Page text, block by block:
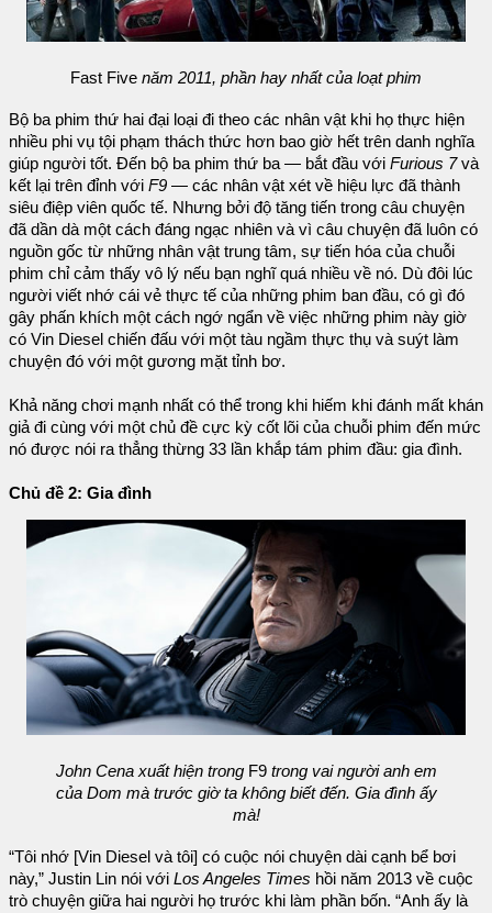
Fast Five năm 2011, phần hay nhất của loạt phim
Bộ ba phim thứ hai đại loại đi theo các nhân vật khi họ thực hiện
nhiều phi vụ tội phạm thách thức hơn bao giờ hết trên danh nghĩa
giúp người tốt. Đến bộ ba phim thứ ba — bắt đầu với Furious 7và
kết lại trên đỉnh với F9 — các nhân vật xét về hiệu lực đã thành
siêu điệp viên quốc tế. Nhưng bởi độ tăng tiến trong câu chuyện
đã dần dà một cách đáng ngạc nhiên và vì câu chuyện đã luôn có
nguồn gốc từ những nhân vật trung tâm, sự tiến hóa của chuỗi
phim chỉ cảm thấy vô lý nếu bạn nghĩ quá nhiều về nó. Dù đôi lúc
người viết nhớ cái vẻ thực tế của những phim ban đầu, có gì đó
gây phấn khích một cách ngớ ngẩn về việc những phim này giờ
có Vin Diesel chiến đấu với một tàu ngầm thực thụ và suýt làm
chuyện đó với một gương mặt tỉnh bơ.
Khả năng chơi mạnh nhất có thể trong khi hiếm khi đánh mất khán
giả đi cùng với một chủ đề cực kỳ cốt lõi của chuỗi phim đến mức
nó được nói ra thẳng thừng 33 lần khắp tám phim đầu: gia đình.
Chủ đề 2: Gia đình
John Cena xuất hiện trongF9trong vai người anh em
của Dom mà trước giờ ta không biết đến. Gia đình ấy
mà!
“Tôi nhớ [Vin Diesel và tôi] có cuộc nói chuyện dài cạnh bể bơi
này,” Justin Lin nói với Los Angeles Times hồi năm 2013 về cuộc
trò chuyện giữa hai người họ trước khi làm phần bốn. “Anh ấy là